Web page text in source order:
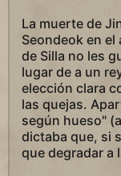
La muerte de
Seondeok en
de Silla no les
lugar de a un
elección clara
las quejas.
según hueso"
dictaba que, si
que degradar a